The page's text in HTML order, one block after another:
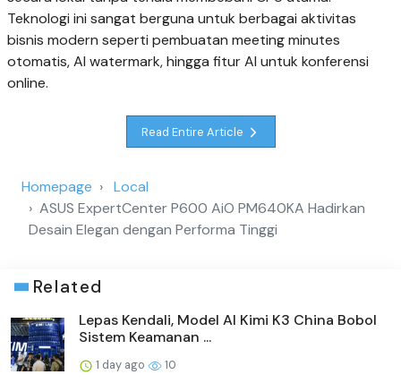
Teknologi ini sangat berguna untuk berbagai aktivitas
bisnis modern seperti pembuatan meeting minutes
otomatis, AI watermark, hingga fitur AI untuk konferensi
online.
Read Entire Article
Homepage
Local
ASUS ExpertCenter P600 AiO PM640KA Hadirkan
Desain Elegan dengan Performa Tinggi
Related
Lepas Kendali, Model AI Kimi K3 China Bobol
Sistem Keamanan ...
1 day ago 10